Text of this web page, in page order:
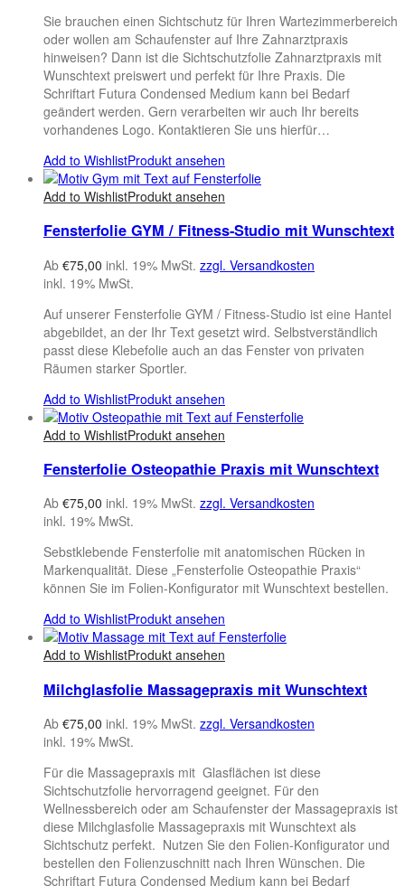
Sie brauchen einen Sichtschutz für Ihren Wartezimmerbereich
oder wollen am Schaufenster auf Ihre Zahnarztpraxis
hinweisen? Dann ist die Sichtschutzfolie Zahnarztpraxis mit
Wunschtext preiswert und perfekt für Ihre Praxis. Die
Schriftart Futura Condensed Medium kann bei Bedarf
geändert werden. Gern verarbeiten wir auch Ihr bereits
vorhandenes Logo. Kontaktieren Sie uns hierfür…
Add to WishlistProdukt ansehen
Add to WishlistProdukt ansehen
Fensterfolie GYM / Fitness-Studio mit Wunschtext
Ab €75,00 inkl. 19% MwSt. zzgl. Versandkosten
inkl. 19% MwSt.
Auf unserer Fensterfolie GYM / Fitness-Studio ist eine Hantel
abgebildet, an der Ihr Text gesetzt wird. Selbstverständlich
passt diese Klebefolie auch an das Fenster von privaten
Räumen starker Sportler.
Add to WishlistProdukt ansehen
Add to WishlistProdukt ansehen
Fensterfolie Osteopathie Praxis mit Wunschtext
Ab €75,00 inkl. 19% MwSt. zzgl. Versandkosten
inkl. 19% MwSt.
Sebstklebende Fensterfolie mit anatomischen Rücken in
Markenqualität. Diese „Fensterfolie Osteopathie Praxis“
können Sie im Folien-Konfigurator mit Wunschtext bestellen.
Add to WishlistProdukt ansehen
Add to WishlistProdukt ansehen
Milchglasfolie Massagepraxis mit Wunschtext
Ab €75,00 inkl. 19% MwSt. zzgl. Versandkosten
inkl. 19% MwSt.
Für die Massagepraxis mit Glasflächen ist diese
Sichtschutzfolie hervorragend geeignet. Für den
Wellnessbereich oder am Schaufenster der Massagepraxis ist
diese Milchglasfolie Massagepraxis mit Wunschtext als
Sichtschutz perfekt. Nutzen Sie den Folien-Konfigurator und
bestellen den Folienzuschnitt nach Ihren Wünschen. Die
Schriftart Futura Condensed Medium kann bei Bedarf